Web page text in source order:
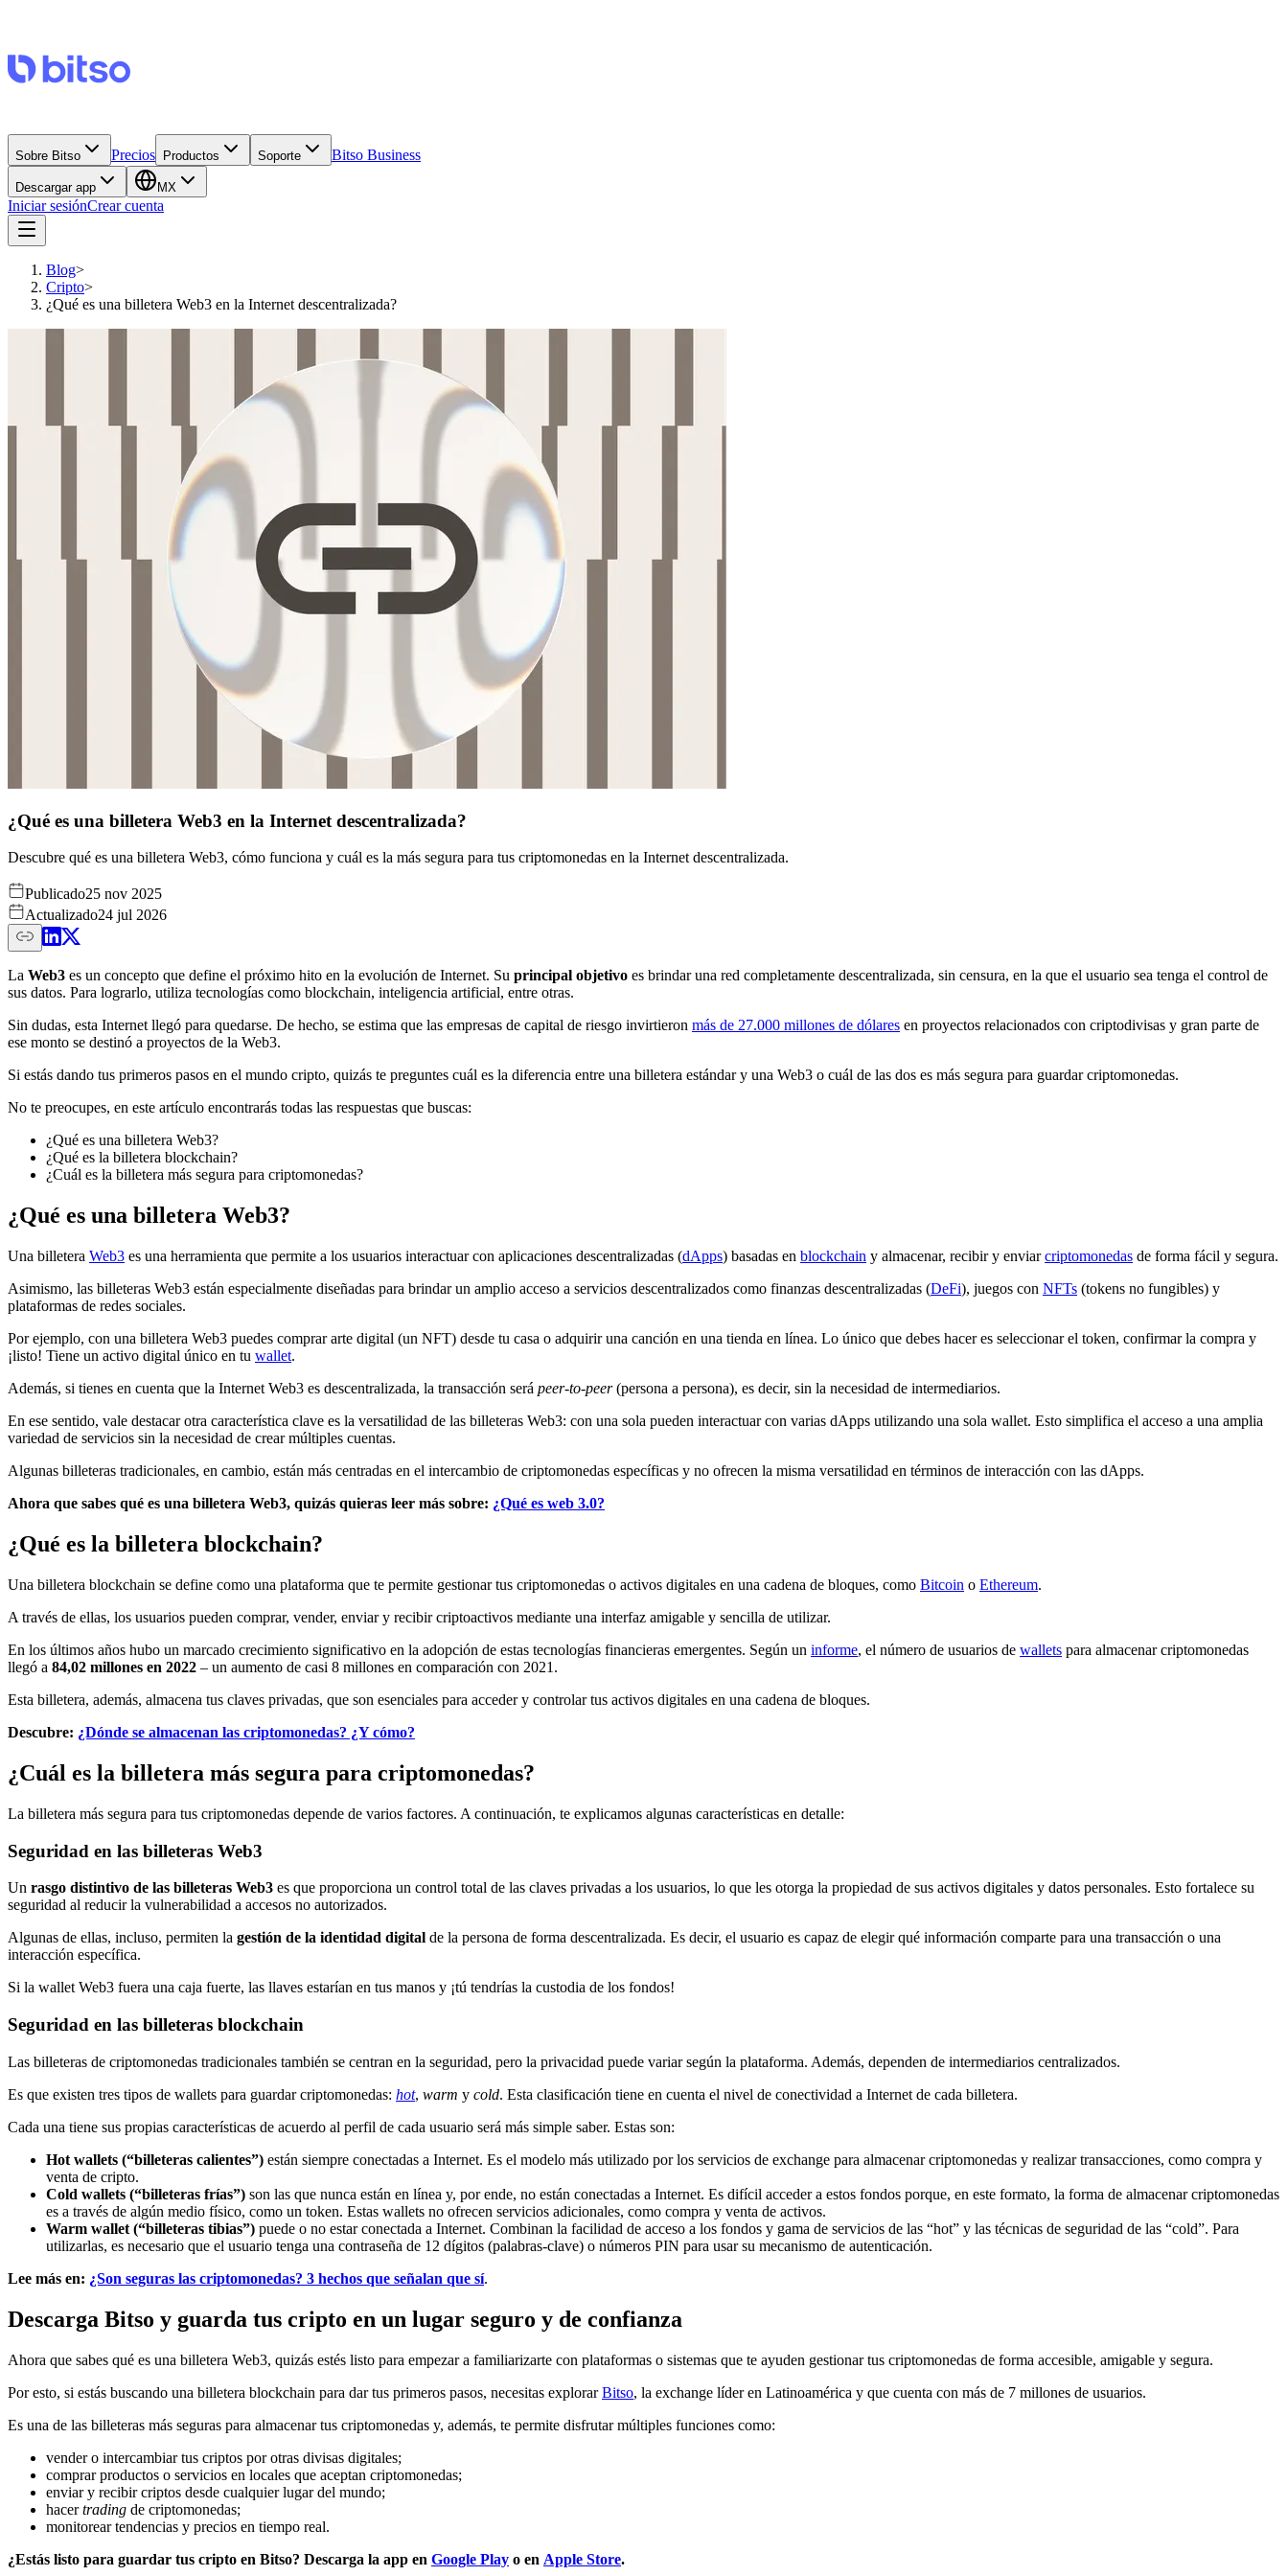
Sobre Bitso Precios Productos Soporte Bitso Business
Descargar app MX
Iniciar sesiónCrear cuenta
Blog>
Cripto>
¿Qué es una billetera Web3 en la Internet descentralizada?
¿Qué es una billetera Web3 en la Internet descentralizada?
Descubre qué es una billetera Web3, cómo funciona y cuál es la más segura para tus criptomonedas en la Internet descentralizada.
Publicado25 nov 2025
Actualizado24 jul 2026
La Web3 es un concepto que define el próximo hito en la evolución de Internet. Su principal objetivo es brindar una red completamente descentralizada, sin censura, en la que el usuario sea tenga el control de
sus datos. Para lograrlo, utiliza tecnologías como blockchain, inteligencia artificial, entre otras.
Sin dudas, esta Internet llegó para quedarse. De hecho, se estima que las empresas de capital de riesgo invirtieron más de 27.000 millones de dólares en proyectos relacionados con criptodivisas y gran parte de
ese monto se destinó a proyectos de la Web3.
Si estás dando tus primeros pasos en el mundo cripto, quizás te preguntes cuál es la diferencia entre una billetera estándar y una Web3 o cuál de las dos es más segura para guardar criptomonedas.
No te preocupes, en este artículo encontrarás todas las respuestas que buscas:
¿Qué es una billetera Web3?
¿Qué es la billetera blockchain?
¿Cuál es la billetera más segura para criptomonedas?
¿Qué es una billetera Web3?
Una billetera Web3 es una herramienta que permite a los usuarios interactuar con aplicaciones descentralizadas (dApps) basadas en blockchain y almacenar, recibir y enviarcriptomonedas de forma fácil y segura.
Asimismo, las billeteras Web3 están especialmente diseñadas para brindar un amplio acceso a servicios descentralizados como finanzas descentralizadas (DeFi), juegos con NFTs (tokens no fungibles) y
plataformas de redes sociales.
Por ejemplo, con una billetera Web3 puedes comprar arte digital (un NFT) desde tu casa o adquirir una canción en una tienda en línea. Lo único que debes hacer es seleccionar el token, confirmar la compra y
¡listo! Tiene un activo digital único en tu wallet.
Además, si tienes en cuenta que la Internet Web3 es descentralizada, la transacción será peer-to-peer(persona a persona), es decir, sin la necesidad de intermediarios.
En ese sentido, vale destacar otra característica clave es la versatilidad de las billeteras Web3: con una sola pueden interactuar con varias dApps utilizando una sola wallet. Esto simplifica el acceso a una amplia
variedad de servicios sin la necesidad de crear múltiples cuentas.
Algunas billeteras tradicionales, en cambio, están más centradas en el intercambio de criptomonedas específicas y no ofrecen la misma versatilidad en términos de interacción con las dApps.
Ahora que sabes qué es una billetera Web3, quizás quieras leer más sobre: ¿Qué es web 3.0?
¿Qué es la billetera blockchain?
Una billetera blockchain se define como una plataforma que te permite gestionar tus criptomonedas o activos digitales en una cadena de bloques, como Bitcoin o Ethereum.
A través de ellas, los usuarios pueden comprar, vender, enviar y recibir criptoactivos mediante una interfaz amigable y sencilla de utilizar.
En los últimos años hubo un marcado crecimiento significativo en la adopción de estas tecnologías financieras emergentes. Según un informe, el número de usuarios de wallets para almacenar criptomonedas
llegó a 84,02 millones en 2022 – un aumento de casi 8 millones en comparación con 2021.
Esta billetera, además, almacena tus claves privadas, que son esenciales para acceder y controlar tus activos digitales en una cadena de bloques.
Descubre: ¿Dónde se almacenan las criptomonedas? ¿Y cómo?
¿Cuál es la billetera más segura para criptomonedas?
La billetera más segura para tus criptomonedas depende de varios factores. A continuación, te explicamos algunas características en detalle:
Seguridad en las billeteras Web3
Un rasgo distintivo de las billeteras Web3 es que proporciona un control total de las claves privadas a los usuarios, lo que les otorga la propiedad de sus activos digitales y datos personales. Esto fortalece su
seguridad al reducir la vulnerabilidad a accesos no autorizados.
Algunas de ellas, incluso, permiten la gestión de la identidad digital de la persona de forma descentralizada. Es decir, el usuario es capaz de elegir qué información comparte para una transacción o una
interacción específica.
Si la wallet Web3 fuera una caja fuerte, las llaves estarían en tus manos y ¡tú tendrías la custodia de los fondos!
Seguridad en las billeteras blockchain
Las billeteras de criptomonedas tradicionales también se centran en la seguridad, pero la privacidad puede variar según la plataforma. Además, dependen de intermediarios centralizados.
Es que existen tres tipos de wallets para guardar criptomonedas: hot, warm y cold. Esta clasificación tiene en cuenta el nivel de conectividad a Internet de cada billetera.
Cada una tiene sus propias características de acuerdo al perfil de cada usuario será más simple saber. Estas son:
Hot wallets (“billeteras calientes”) están siempre conectadas a Internet. Es el modelo más utilizado por los servicios de exchange para almacenar criptomonedas y realizar transacciones, como compra y
venta de cripto.
Cold wallets (“billeteras frías”) son las que nunca están en línea y, por ende, no están conectadas a Internet. Es difícil acceder a estos fondos porque, en este formato, la forma de almacenar criptomonedas
es a través de algún medio físico, como un token. Estas wallets no ofrecen servicios adicionales, como compra y venta de activos.
Warm wallet (“billeteras tibias”) puede o no estar conectada a Internet. Combinan la facilidad de acceso a los fondos y gama de servicios de las “hot” y las técnicas de seguridad de las “cold”. Para
utilizarlas, es necesario que el usuario tenga una contraseña de 12 dígitos (palabras-clave) o números PIN para usar su mecanismo de autenticación.
Lee más en: ¿Son seguras las criptomonedas? 3 hechos que señalan que sí.
Descarga Bitso y guarda tus cripto en un lugar seguro y de confianza
Ahora que sabes qué es una billetera Web3, quizás estés listo para empezar a familiarizarte con plataformas o sistemas que te ayuden gestionar tus criptomonedas de forma accesible, amigable y segura.
Por esto, si estás buscando una billetera blockchain para dar tus primeros pasos, necesitas explorarBitso, la exchange líder en Latinoamérica y que cuenta con más de 7 millones de usuarios.
Es una de las billeteras más seguras para almacenar tus criptomonedas y, además, te permite disfrutar múltiples funciones como:
vender o intercambiar tus criptos por otras divisas digitales;
comprar productos o servicios en locales que aceptan criptomonedas;
enviar y recibir criptos desde cualquier lugar del mundo;
hacertrading de criptomonedas;
monitorear tendencias y precios en tiempo real.
¿Estás listo para guardar tus cripto en Bitso? Descarga la app en Google Play o en Apple Store.